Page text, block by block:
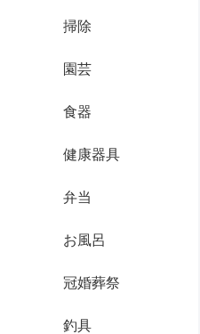
掃除
園芸
食器
健康器具
弁当
お風呂
冠婚葬祭
釣具